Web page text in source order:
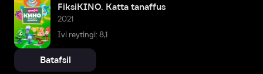
FiksiKINO. Katta tanaffus
2021
Ivi reytingi: 8,1
Batafsil